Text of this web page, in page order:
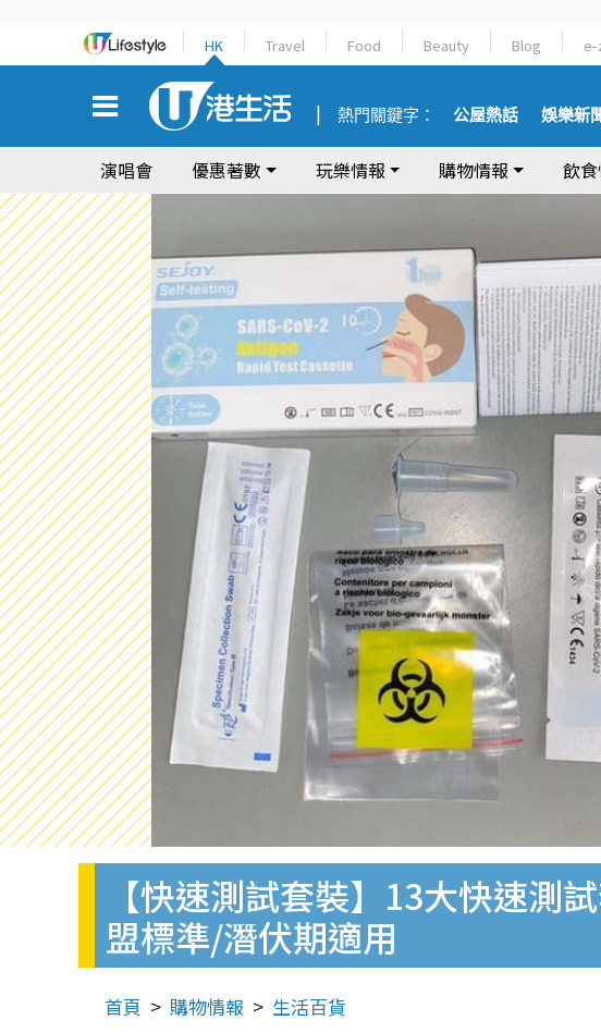
HK Travel Food Beauty Blog
熱門關鍵字： 公屋熱話 娛樂新
演唱會 優惠著數 玩樂情報 購物情報 飲
【快速測試套裝】13大快速測
盟標準/潛伏期適用
首頁 購物情報 生活百貨